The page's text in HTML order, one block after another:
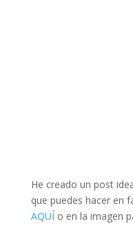
He creado un post
que puedes hacer en
AQUÍo en la imagen